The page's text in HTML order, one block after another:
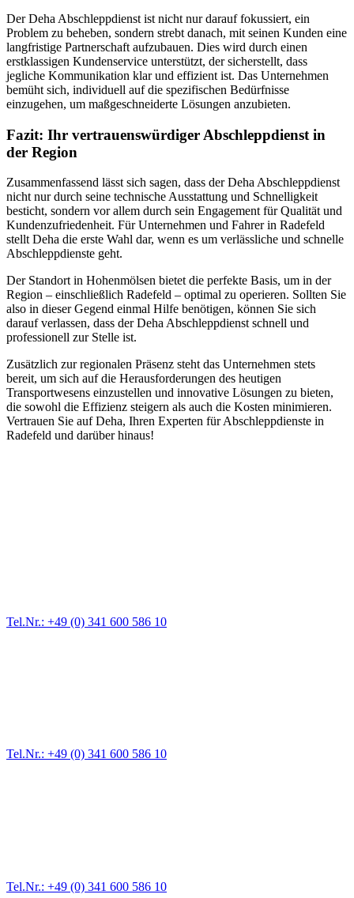
Der Deha Abschleppdienst ist nicht nur darauf fokussiert, ein
Problem zu beheben, sondern strebt danach, mit seinen Kunden eine
langfristige Partnerschaft aufzubauen. Dies wird durch einen
erstklassigen Kundenservice unterstützt, der sicherstellt, dass
jegliche Kommunikation klar und effizient ist. Das Unternehmen
bemüht sich, individuell auf die spezifischen Bedürfnisse
einzugehen, um maßgeschneiderte Lösungen anzubieten.
Fazit: Ihr vertrauenswürdiger Abschleppdienst in
der Region
Zusammenfassend lässt sich sagen, dass der Deha Abschleppdienst
nicht nur durch seine technische Ausstattung und Schnelligkeit
besticht, sondern vor allem durch sein Engagement für Qualität und
Kundenzufriedenheit. Für Unternehmen und Fahrer in Radefeld
stellt Deha die erste Wahl dar, wenn es um verlässliche und schnelle
Abschleppdienste geht.
Der Standort in Hohenmölsen bietet die perfekte Basis, um in der
Region – einschließlich Radefeld – optimal zu operieren. Sollten Sie
also in dieser Gegend einmal Hilfe benötigen, können Sie sich
darauf verlassen, dass der Deha Abschleppdienst schnell und
professionell zur Stelle ist.
Zusätzlich zur regionalen Präsenz steht das Unternehmen stets
bereit, um sich auf die Herausforderungen des heutigen
Transportwesens einzustellen und innovative Lösungen zu bieten,
die sowohl die Effizienz steigern als auch die Kosten minimieren.
Vertrauen Sie auf Deha, Ihren Experten für Abschleppdienste in
Radefeld und darüber hinaus!
Tel.Nr.: +49 (0) 341 600 586 10
Tel.Nr.: +49 (0) 341 600 586 10
Tel.Nr.: +49 (0) 341 600 586 10